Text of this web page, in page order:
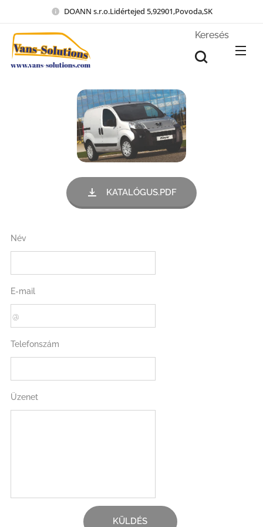
DOANN s.r.o.Lidértejed 5,92901,Povoda,SK
Keresés
KATALÓGUS.PDF
Név
E-mail
Telefonszám
Üzenet
KÜLDÉS